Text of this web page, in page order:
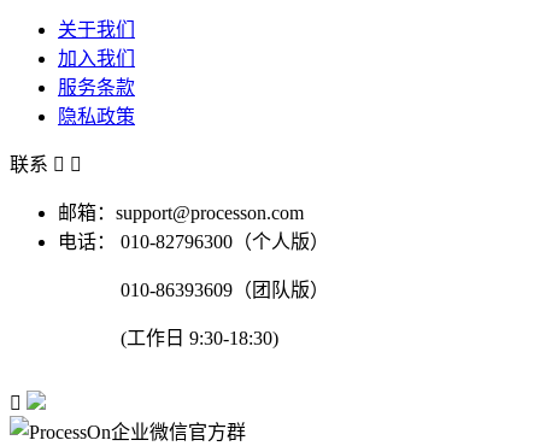
关于我们
加入我们
服务条款
隐私政策
联系  
邮箱：support@processon.com
电话：
010-82796300（个人版）
010-86393609（团队版）
(工作日 9:30-18:30)
